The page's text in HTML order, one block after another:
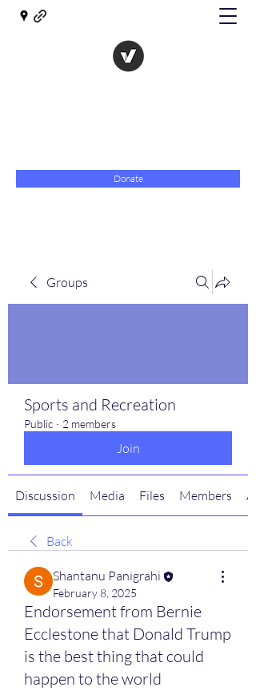
Donate
Groups
Sports and Recreation
Public · 2 members
Join
Discussion Media Files Members
Back
Shantanu Panigrahi
February 8, 2025
Endorsement from Bernie
Ecclestone that Donald Trump
is the best thing that could
happen to the world